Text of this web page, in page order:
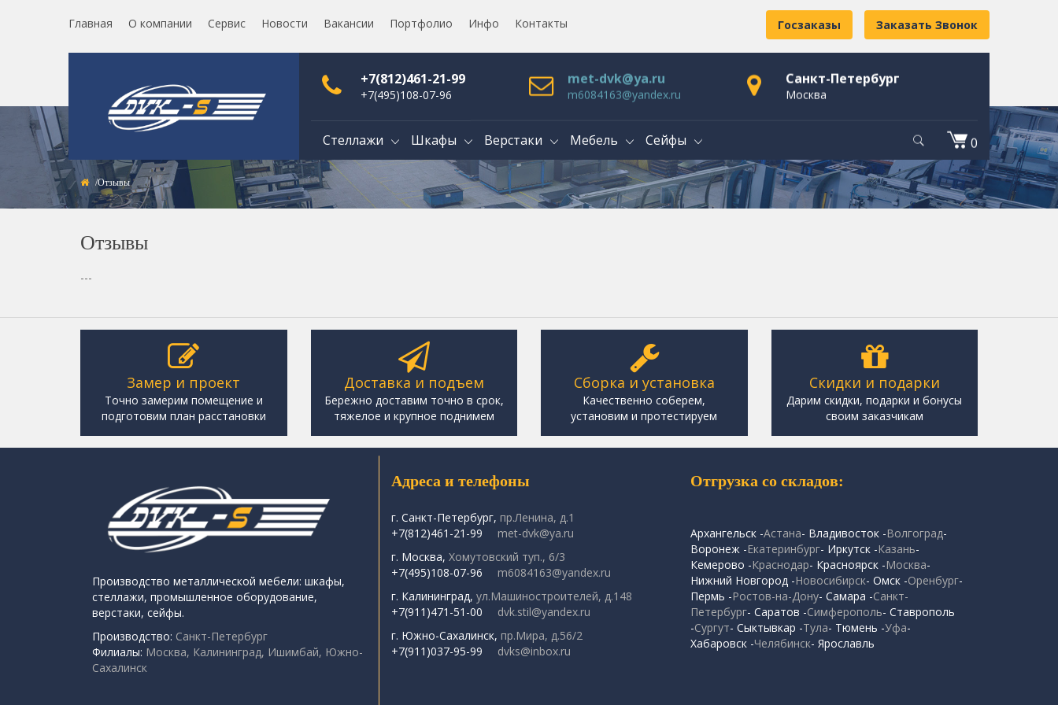
Главная О компании Сервис Новости Вакансии Портфолио Инфо Контакты Заказать Звонок
Госзаказы
+7(812)461-21-99
+7(495)108-07-96
met-dvk@ya.ru
m6084163@yandex.ru
Санкт-Петербург
Москва
Стеллажи Шкафы Верстаки Мебель Сейфы 0
Отзывы
Отзывы
---
Замер и проект
Точно замерим помещение и
подготовим план расстановки
Доставка и подъем
Бережно доставим точно в срок,
тяжелое и крупное поднимем
Сборка и установка
Качественно соберем,
установим и протестируем
Скидки и подарки
Дарим скидки, подарки и бонусы
своим заказчикам
Производство металлической мебели: шкафы,
стеллажи, промышленное оборудование,
верстаки, сейфы.
Производство: Санкт-Петербург
Филиалы: Москва, Калининград, Ишимбай, Южно-
Сахалинск
Адреса и телефоны
г. Санкт-Петербург, пр.Ленина, д.1
+7(812)461-21-99
met-dvk@ya.ru
г. Москва, Хомутовский туп., 6/3
+7(495)108-07-96
m6084163@yandex.ru
г. Калининград, ул.Машиностроителей, д.148
+7(911)471-51-00
dvk.stil@yandex.ru
г. Южно-Сахалинск, пр.Мира, д.56/2
+7(911)037-95-99
dvks@inbox.ru
Отгрузка со складов:
Архангельск -Астана- Владивосток -Волгоград-
Воронеж -Екатеринбург- Иркутск -Казань-
Кемерово -Краснодар- Красноярск -Москва-
Нижний Новгород -Новосибирск- Омск -Оренбург-
Пермь -Ростов-на-Дону- Самара -Санкт-
Петербург- Саратов -Симферополь- Ставрополь
-Сургут- Сыктывкар -Тула- Тюмень -Уфа-
Хабаровск -Челябинск- Ярославль